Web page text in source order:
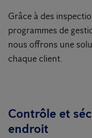
Grâce à des
programmes de
nous offrons une
chaque client.
Contrôle et
endroit